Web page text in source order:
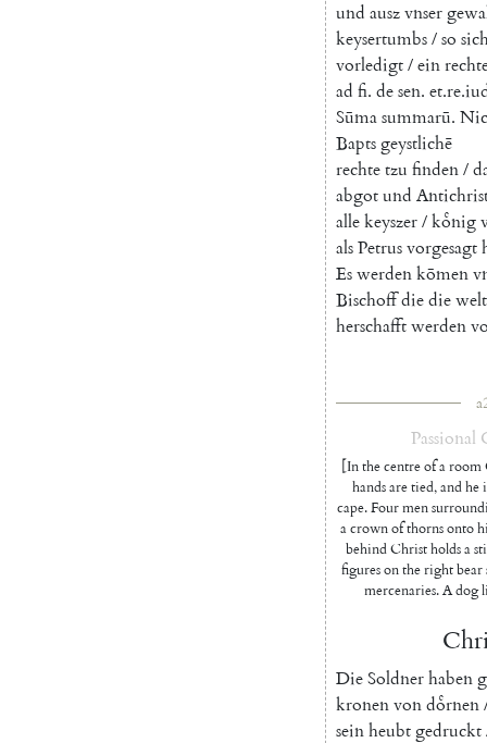
und auszvnser
keysertumbs/so
vorledigt/ein
ad fi. desen.
Sūmasummarū.
Baptsgeystlichē
rechtetzu finden/
abgotund
allekeyszer/koͤnig
alsPetrusvorgesagt
Eswerdenkōmen
Bischoffdiedie
herschafftwerden
Passional
[In the centre of a room
hands are tied, and he
cape. Four men
a crown of thorns onto
behind Christ holds a
figures on the right bear
mercenaries. A dog
DieSoldnerhaben
kronenvondoͤrnen
seinheubtgedruckt